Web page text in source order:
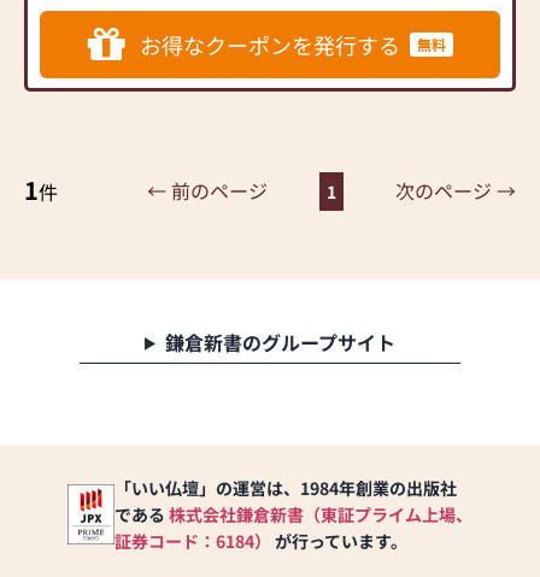
◆◆ お陰様で創業94年 ◆◆
国内130店舗以上のスケール
メリットと東証上場の信
3,000基のお墓を納めていま
す。「お仏壇のはせがわ」
案しております。ご自身、
ついて、迷うことや、お困
りのことなどございました
意しております。1,000種類
以上の組み合わせの中から
お客様に合ったお仏壇・お
お得なクーポンを発行する 無料
1件 ← 前のページ 1 次のページ →
鎌倉新書のグループサイト
「いい仏壇」の運営は、1984年創業の出版社
である 株式会社鎌倉新書（東証プライム上場、
証券コード：6184） が行っています。